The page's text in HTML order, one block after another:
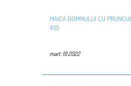
MAICA DOMNULUI CU PRUNCUL
#25
mart. 19 2022